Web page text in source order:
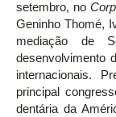
setembro, no
Geninho Thomé,
mediação de
desenvolvimento
internacionais.
principal
dentária da